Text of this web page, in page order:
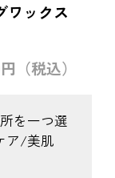
ワックス
（税込）
を一つ選
ア/美肌